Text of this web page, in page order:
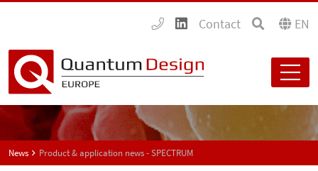
Contact EN
News Product & application news - SPECTRUM